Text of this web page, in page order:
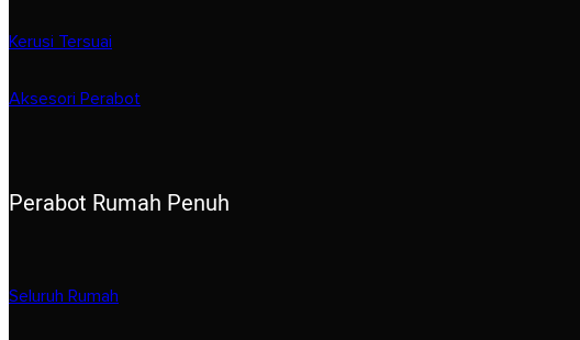
Kerusi Tersuai
Aksesori Perabot
Perabot Rumah Penuh
Seluruh Rumah